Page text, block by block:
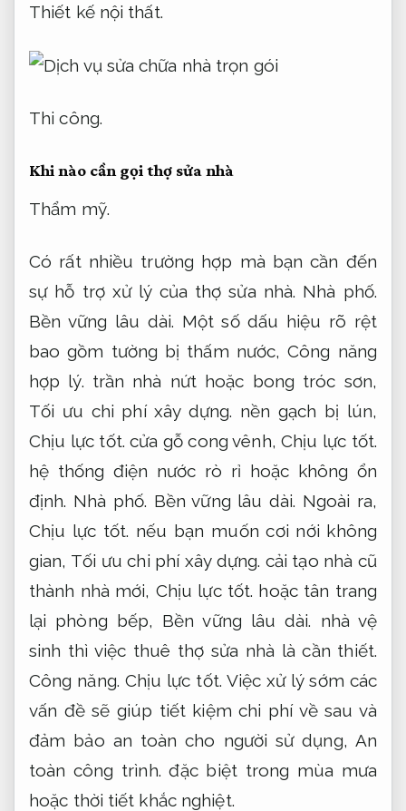
Thiết kế nội thất.
Thi công.
Khi nào cần gọi thợ sửa nhà
Thẩm mỹ.
Có rất nhiều trường hợp mà bạn cần đến
sự hỗ trợ xử lý của thợ sửa nhà. Nhà phố.
Bền vững lâu dài. Một số dấu hiệu rõ rệt
bao gồm tường bị thấm nước,Công năng
hợp lý. trần nhà nứt hoặc bong tróc sơn,
Tối ưu chi phí xây dựng. nền gạch bị lún,
Chịu lực tốt. cửa gỗ cong vênh,Chịu lực tốt.
hệ thống điện nước rò rỉ hoặc không ổn
định. Nhà phố. Bền vững lâu dài. Ngoài ra,
Chịu lực tốt. nếu bạn muốn cơi nới không
gian, Tối ưu chi phí xây dựng. cải tạo nhà cũ
thành nhà mới, Chịu lực tốt. hoặc tân trang
lại phòng bếp, Bền vững lâu dài. nhà vệ
sinh thì việc thuê thợ sửa nhà là cần thiết.
Công năng. Chịu lực tốt. Việc xử lý sớm các
vấn đề sẽ giúp tiết kiệm chi phí về sau và
đảm bảo an toàn cho người sử dụng, An
toàn công trình. đặc biệt trong mùa mưa
hoặc thời tiết khắc nghiệt.